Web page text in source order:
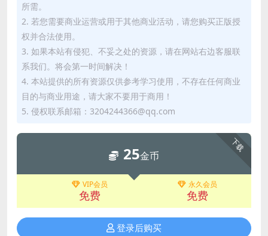
所需。
2. 若您需要商业运营或用于其他商业活动，请您购买正版授
权并合法使用。
3. 如果本站有侵犯、不妥之处的资源，请在网站右边客服联
系我们。将会第一时间解决！
4. 本站提供的所有资源仅供参考学习使用，不存在任何商业
目的与商业用途，请大家不要用于商用！
5. 侵权联系邮箱：3204244366@qq.com
下载
25金币
VIP会员
免费
永久会员
免费
登录后购买